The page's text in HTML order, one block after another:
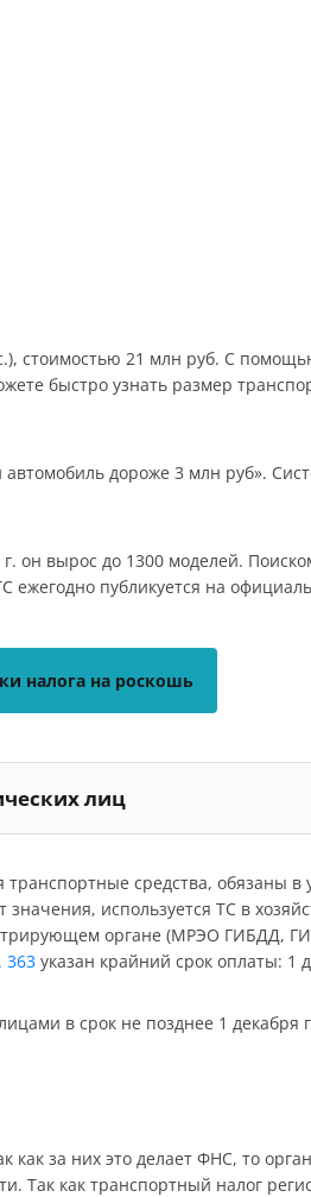
стоимостью 21 млн руб. С
быстро узнать размер
дороже 3 млн руб».
вырос до 1300 моделей.
публикуется на
налога на роскошь
лиц
средства, обязаны
используется ТС в
органе (МРЭО ГИБДД,
363указан крайний срок оплаты: 1
в срок не позднее 1 декабря
за них это делает ФНС, то
Так как транспортный налог